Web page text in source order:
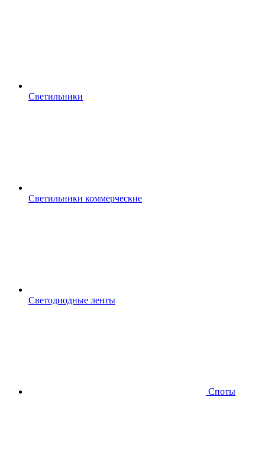
Светильники
Светильники коммерческие
Светодиодные ленты
Споты